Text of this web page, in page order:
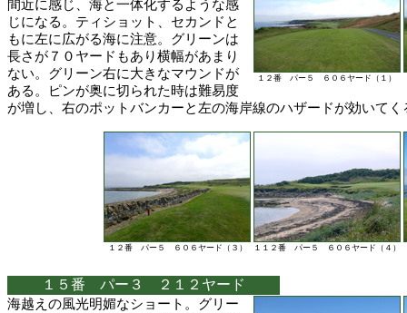
１２番 パー５ ６０６ヤード（１）
間近に感じ、海と一体化するような感
じになる。ティショット、セカンドと
もに左に広がる海に注意。グリーンは
長さが７０ヤードもあり横幅があまり
ない。グリーン右に大きなマウンドが
ある。ピンが奥に切られた時は難易度
が増し、右のポットバンカーと左の海岸線のハザードが効いてく
１１２番 パー５ ６０６ヤード（４）
１２番 パー５ ６０６ヤード（３）
１５番 パー３ ２１２ヤード
海越えの風光明媚なショート。グリー